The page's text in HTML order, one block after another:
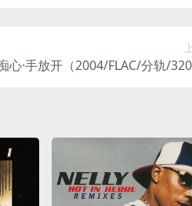
心·手放开（2004/FLAC/分轨/